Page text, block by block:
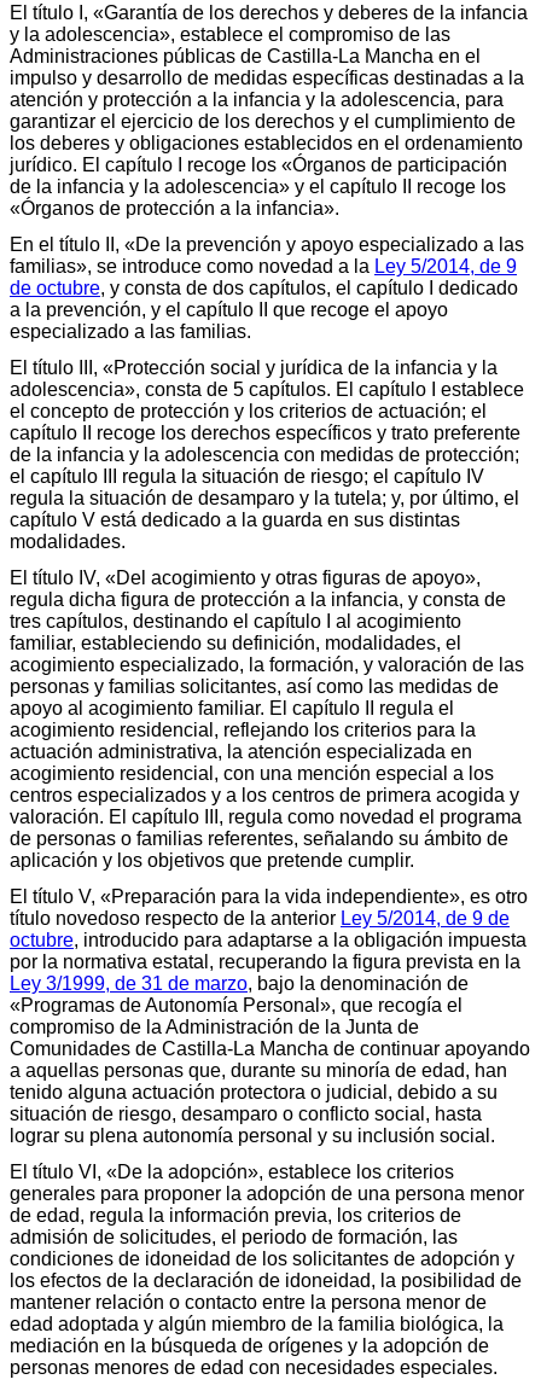
El título I, «Garantía de los derechos y deberes de la infancia
y la adolescencia», establece el compromiso de las
Administraciones públicas de Castilla-La Mancha en el
impulso y desarrollo de medidas específicas destinadas a la
atención y protección a la infancia y la adolescencia, para
garantizar el ejercicio de los derechos y el cumplimiento de
los deberes y obligaciones establecidos en el ordenamiento
jurídico. El capítulo I recoge los «Órganos de participación
de la infancia y la adolescencia» y el capítulo II recoge los
«Órganos de protección a la infancia».
En el título II, «De la prevención y apoyo especializado a las
familias», se introduce como novedad a la Ley 5/2014, de 9
de octubre, y consta de dos capítulos, el capítulo I dedicado
a la prevención, y el capítulo II que recoge el apoyo
especializado a las familias.
El título III, «Protección social y jurídica de la infancia y la
adolescencia», consta de 5 capítulos. El capítulo I establece
el concepto de protección y los criterios de actuación; el
capítulo II recoge los derechos específicos y trato preferente
de la infancia y la adolescencia con medidas de protección;
el capítulo III regula la situación de riesgo; el capítulo IV
regula la situación de desamparo y la tutela; y, por último, el
capítulo V está dedicado a la guarda en sus distintas
modalidades.
El título IV, «Del acogimiento y otras figuras de apoyo»,
regula dicha figura de protección a la infancia, y consta de
tres capítulos, destinando el capítulo I al acogimiento
familiar, estableciendo su definición, modalidades, el
acogimiento especializado, la formación, y valoración de las
personas y familias solicitantes, así como las medidas de
apoyo al acogimiento familiar. El capítulo II regula el
acogimiento residencial, reflejando los criterios para la
actuación administrativa, la atención especializada en
acogimiento residencial, con una mención especial a los
centros especializados y a los centros de primera acogida y
valoración. El capítulo III, regula como novedad el programa
de personas o familias referentes, señalando su ámbito de
aplicación y los objetivos que pretende cumplir.
El título V, «Preparación para la vida independiente», es otro
título novedoso respecto de la anterior Ley 5/2014, de 9 de
octubre, introducido para adaptarse a la obligación impuesta
por la normativa estatal, recuperando la figura prevista en la
Ley 3/1999, de 31 de marzo, bajo la denominación de
«Programas de Autonomía Personal», que recogía el
compromiso de la Administración de la Junta de
Comunidades de Castilla-La Mancha de continuar apoyando
a aquellas personas que, durante su minoría de edad, han
tenido alguna actuación protectora o judicial, debido a su
situación de riesgo, desamparo o conflicto social, hasta
lograr su plena autonomía personal y su inclusión social.
El título VI, «De la adopción», establece los criterios
generales para proponer la adopción de una persona menor
de edad, regula la información previa, los criterios de
admisión de solicitudes, el periodo de formación, las
condiciones de idoneidad de los solicitantes de adopción y
los efectos de la declaración de idoneidad, la posibilidad de
mantener relación o contacto entre la persona menor de
edad adoptada y algún miembro de la familia biológica, la
mediación en la búsqueda de orígenes y la adopción de
personas menores de edad con necesidades especiales.